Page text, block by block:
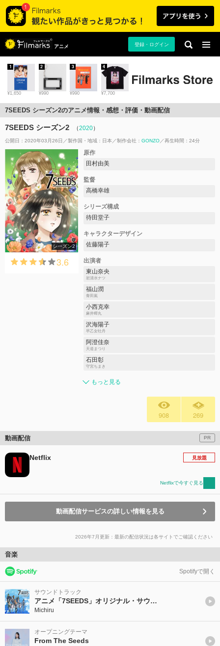
アニメ 登録・ログイン
¥1,650
1
¥990
2
¥990
3
¥7,700
4
7SEEDS シーズン2のアニメ情報・感想・評価・動画配信
7SEEDS シーズン2 （2020）
公開日：2020年03月26日 製作国・地域： 日本 制作会社： GONZO 再生時間：24分
シーズン2
3.6
原作
田村由美
監督
高橋幸雄
シリーズ構成
待田堂子
キャラクターデザイン
佐藤陽子
出演者
東山奈央
岩清水ナツ
福山潤
青田嵐
小西克幸
麻井蟬丸
沢海陽子
早乙女牡丹
阿澄佳奈
天道まつり
石田彰
守宮ちまき
もっと見る
908 269
動画配信 PR
Netflix 見放題
Netflixで今すぐ見る
動画配信サービスの詳しい情報を見る
2026年7月更新：最新の配信状況は各サイトでご確認ください
音楽
Spotifyで開く
サウンドトラック
アニメ「7SEEDS」オリジナル・サウンドトラック
Michiru
オープニングテーマ
From The Seeds